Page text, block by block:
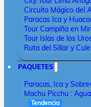
Circuito Mágico del
Paracas Ica y
Tour Campiña en
Tour Islas de los
Ruta del Sillar y
PAQUETES
Paracas, Ica y
Machu Picchu :
Tendencia